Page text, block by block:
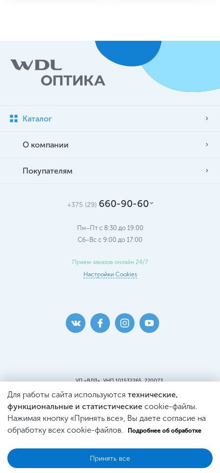
Каталог
О компании
Покупателям
+375 (29) 660-90-60
Пн–Пт с 8:30 до 19:00
Сб–Вс c 9:00 до 17:00
Прием заказов онлайн 24/7
Настройки Cookies
УП «ВДЛ», УНП 101532265, 220073
Пункт самовывоза:
г. Минск, ул. Кальварийская, 25, пом. 220
Минским Горисполкомом.
Регистрация в Торговом реестре
№444353 от 21.03.2019г.
Для работы сайта используются технические,
функциональные и статистические cookie-файлы.
Нажимая кнопку «Принять все», Вы даете согласие на
обработку всех cookie-файлов.
Подробнее об обработке
Принять все